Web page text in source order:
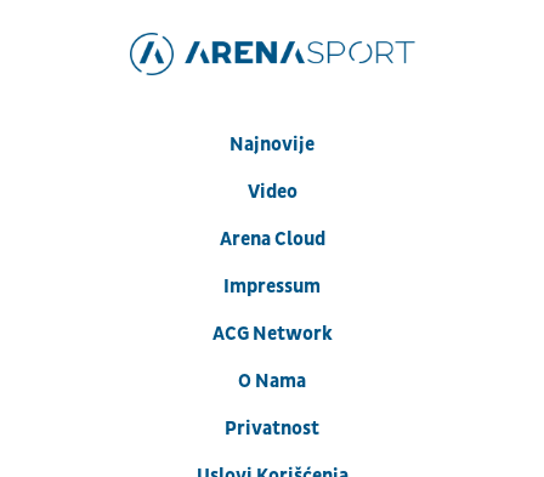
Najnovije
Video
Arena Cloud
Impressum
ACG Network
O Nama
Privatnost